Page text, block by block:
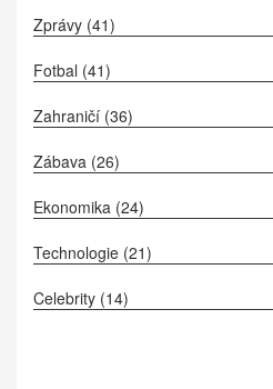
Zprávy (41)
Fotbal (41)
Zahraničí (36)
Zábava (26)
Ekonomika (24)
Technologie (21)
Celebrity (14)